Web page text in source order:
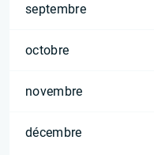
septembre
octobre
novembre
décembre